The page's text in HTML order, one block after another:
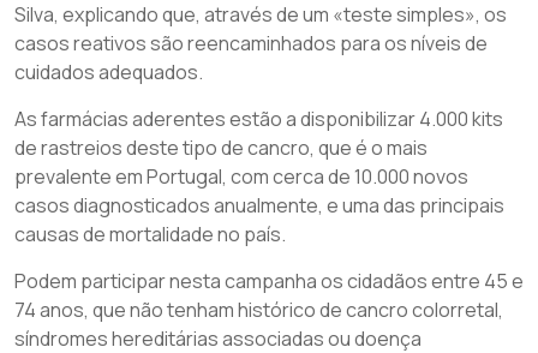
Silva, explicando que, através de um «teste simples», os
casos reativos são reencaminhados para os níveis de
cuidados adequados.
As farmácias aderentes estão a disponibilizar 4.000 kits
de rastreios deste tipo de cancro, que é o mais
prevalente em Portugal, com cerca de 10.000 novos
casos diagnosticados anualmente, e uma das principais
causas de mortalidade no país.
Podem participar nesta campanha os cidadãos entre 45 e
74 anos, que não tenham histórico de cancro colorretal,
síndromes hereditárias associadas ou doença